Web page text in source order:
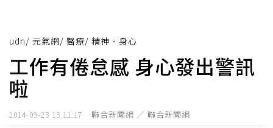
udn/ 元氣網/ 醫療/ 精神．身心
工作有倦怠感 身心發出警訊
啦
2014-09-23 13:11:17 聯合新聞網 ／ 聯合新聞網